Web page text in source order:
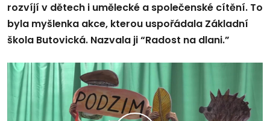
rozvíjí v dětech i umělecké a společenské cítění. To
byla myšlenka akce, kterou uspořádala Základní
škola Butovická. Nazvala ji “Radost na dlani.”